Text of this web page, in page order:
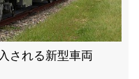
される新型車両